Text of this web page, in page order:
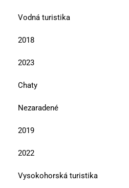
Vodná turistika
2018
2023
Chaty
Nezaradené
2019
2022
Vysokohorská turistika